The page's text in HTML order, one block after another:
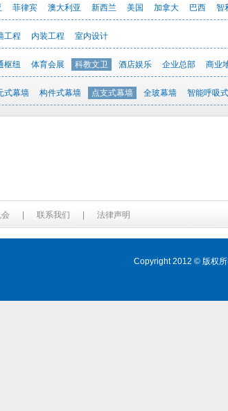
菲律宾 澳大利亚 新西兰 美国 加拿大 巴西 智
工程 内装工程 室内设计
枢纽 体育会展 科教文卫 酒店娱乐 企业总部 商业
式幕墙 构件式幕墙 点支式幕墙 全玻幕墙 智能呼吸
联系我们 法律声明
Copyright 2012 © 版权